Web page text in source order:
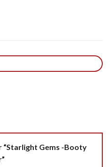
“Starlight Gems -Booty